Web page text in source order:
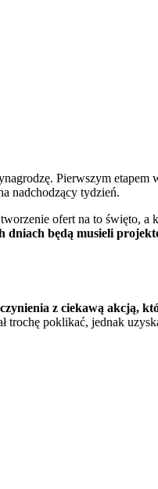
Pierwszym etapem
nadchodzący tydzień.
ofert na to święto, a
będą musieli
z ciekawą akcją,
trochę poklikać, jednak